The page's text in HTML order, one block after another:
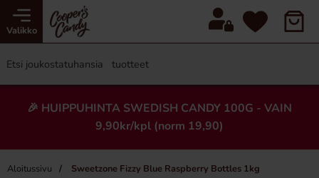
Valikko
🎉 HUIPPUHINTA SWEDISH CANDY 100G - VAIN
9,90kr/kpl (norm 19,90)
Aloitussivu Sweetzone Fizzy Blue Raspberry Bottles 1kg